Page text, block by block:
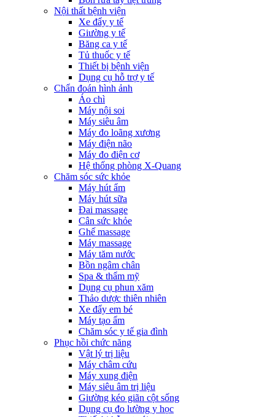
Nội thất bệnh viện
Xe đẩy y tế
Giường y tế
Băng ca y tế
Tủ thuốc y tế
Thiết bị bệnh viện
Dụng cụ hỗ trợ y tế
Chẩn đoán hình ảnh
Áo chì
Máy nội soi
Máy siêu âm
Máy đo loãng xương
Máy điện não
Máy đo điện cơ
Hệ thống phòng X-Quang
Chăm sóc sức khỏe
Máy hút ẩm
Máy hút sữa
Đai massage
Cân sức khỏe
Ghế massage
Máy massage
Máy tăm nước
Bồn ngâm chân
Spa & thẩm mỹ
Dụng cụ phun xăm
Thảo dược thiên nhiên
Xe đẩy em bé
Máy tạo ẩm
Chăm sóc y tế gia đình
Phục hồi chức năng
Vật lý trị liệu
Máy châm cứu
Máy xung điện
Máy siêu âm trị liệu
Giường kéo giãn cột sống
Dụng cụ đo lường y học